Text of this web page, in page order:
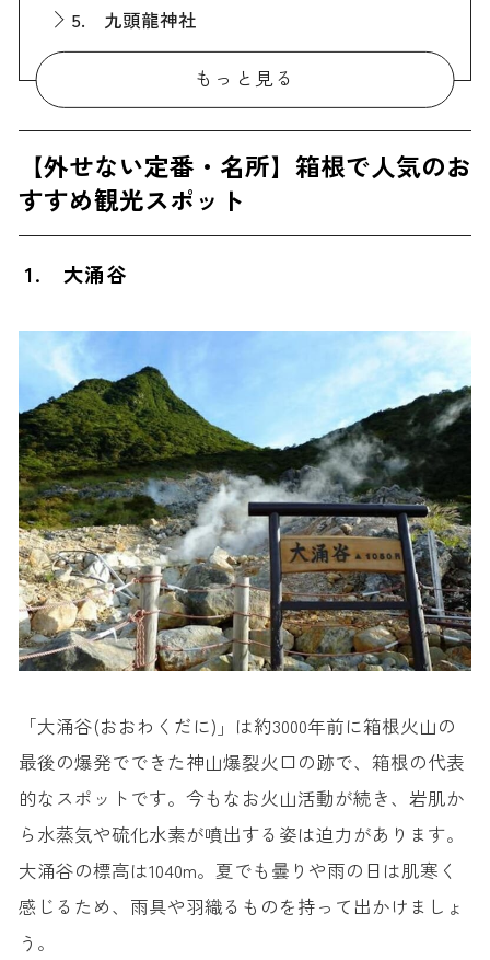
5. 九頭龍神社
6. 箱根元宮
7. 彫刻の森美術館
8. 箱根ガラスの森美術館
9. 箱根強羅公園
10. 箱根ロープウェイ
11. 富士屋ホテル
12. 箱根 駒ヶ岳ロープウェー
14. 岡田美術館
15. 箱根ラリック美術館
16. 仙石原すすき草原
17. 長安寺
18. 箱根ビジターセンター
19. 飛龍の滝
20. 箱根旧街道杉並木・旧街道石畳
21. ポーラ美術館
22. 畑宿寄木会館
24. 恩賜箱根公園
25. 成川美術館
26. 箱根小涌園ユネッサン
27. 箱根園
28. 箱根遊船 SORAKAZE
29. 箱根ドールハウス美術館
もっと見る
【外せない定番・名所】箱根で人気のお
すすめ観光スポット
1. 大涌谷
「大涌谷(おおわくだに)」は約3000年前に箱根火山の
最後の爆発でできた神山爆裂火口の跡で、箱根の代表
的なスポットです。今もなお火山活動が続き、岩肌か
ら水蒸気や硫化水素が噴出する姿は迫力があります。
大涌谷の標高は1040m。夏でも曇りや雨の日は肌寒く
感じるため、雨具や羽織るものを持って出かけましょ
う。